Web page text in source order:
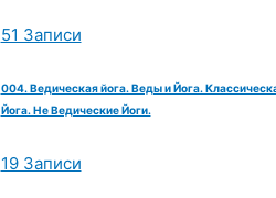
51 Записи
004. Ведическая йога. Веды и Йога.
Йога. Не Ведические Йоги.
19 Записи